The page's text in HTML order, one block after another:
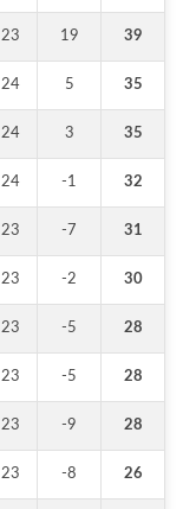
23 19 39
24 5 35
24 3 35
24 -1 32
23 -7 31
23 -2 30
23 -5 28
23 -5 28
23 -9 28
23 -8 26